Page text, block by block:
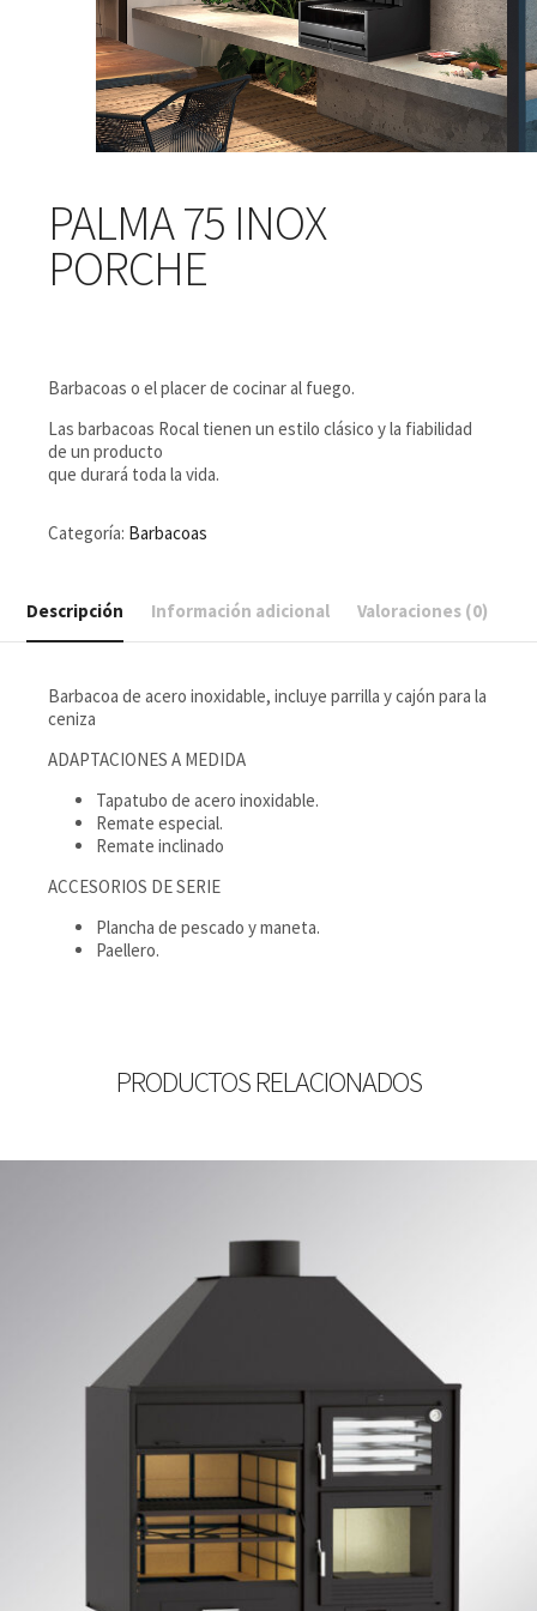
PALMA 75 INOX
PORCHE
Barbacoas o el placer de cocinar al fuego.
Las barbacoas Rocal tienen un estilo clásico y la fiabilidad
de un producto
que durará toda la vida.
Categoría: Barbacoas
Descripción Información adicional Valoraciones (0)
Barbacoa de acero inoxidable, incluye parrilla y cajón para la
ceniza
ADAPTACIONES A MEDIDA
Tapatubo de acero inoxidable.
Remate especial.
Remate inclinado
ACCESORIOS DE SERIE
Plancha de pescado y maneta.
Paellero.
PRODUCTOS RELACIONADOS